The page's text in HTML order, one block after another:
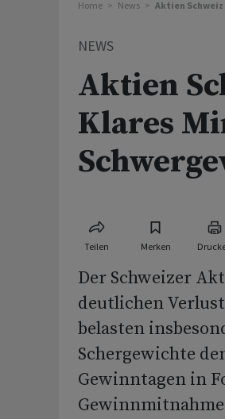
Home News Aktien Schweiz
NEWS
Aktien
Klares
Teilen Merken
Der Schweizer
deutlichen
belasten
Schergewichte
Gewinntagen in